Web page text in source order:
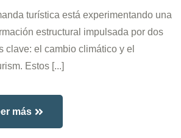
turística está experimentando una
estructural impulsada por dos
clave: el cambio climático y el
Estos [...]
más